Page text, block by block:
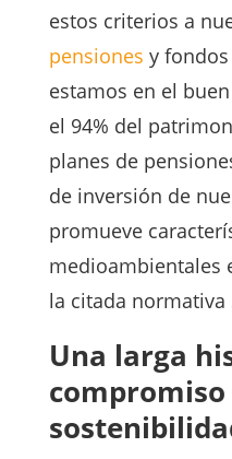
estos criterios a
pensiones y
estamos en el
el 94% del
planes de
de inversión de
promueve
medioambientales
la citada normativa
Una larga
compromiso